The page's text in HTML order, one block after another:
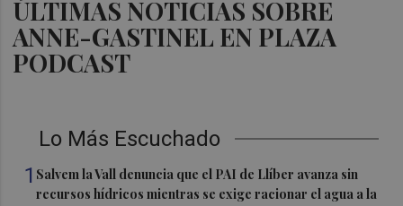
ÚLTIMAS NOTICIAS SOBRE
ANNE-GASTINEL EN PLAZA
PODCAST
Lo Más Escuchado
1 Salvem la Vall denuncia que el PAI de Llíber avanza sin
recursos hídricos mientras se exige racionar el agua a la